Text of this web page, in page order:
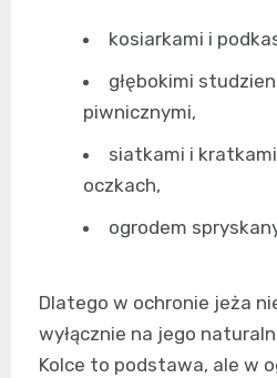
kosiarkami i
głębokimi
piwnicznymi,
siatkami i
oczkach,
ogrodem
Dlatego w ochronie jeża
wyłącznie na jego
Kolce to podstawa, ale w